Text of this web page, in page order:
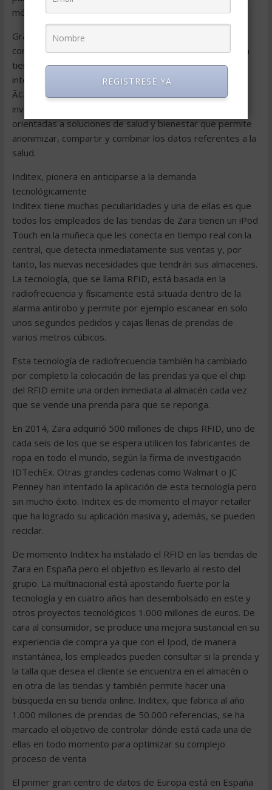
médicos, de salud y bienestar personal.
Gracias a su análisis se espera lograr un mayor
conocimiento de muchas enfermedades y respuestas en
tiempo real, incluso en pacientes crónicos y cuidados
intensivos. La unidad ofrece una plataforma de
Ã¢â¬ËcloudÃ¢â¬â¢ abierta y segura para médicos,
investigadores, compañías aseguradoras y compañías
orientadas a soluciones de salud y bienestar que permite
anonimizar, compartir y combinar los datos referentes a la
salud.
Inditex, pionera en anticiparse a la demanda
tecnológicamente
Inditex tiene muchas peculiaridades y una de ellas es que
todos los empleados de las tiendas de Zara tienen un iPod
Touch en la muñeca que les conecta en tiempo real con la
central, que detecta inmediatamente sus ventas y, por
tanto, las nuevas necesidades que tendrán sus almacenes.
La tecnología, que se llama RFID, está basada en la
radiofrecuencia y físicamente está situada dentro de la
alarma antirobo y permite por ejemplo escanear en solo
unos segundos pedidos y cajas llenas de prendas de
varios metros cúbicos.
Esta tecnología de radiofrecuencia también ha cambiado
por completo la colocación de las prendas ya que el chip
del RFID emite una orden inmediata al almacén cada vez
que se vende una prenda para que se reponga.
En 2014, Zara adquirió 500 millones de chips RFID, uno de
cada seis de los que se espera utilicen los fabricantes de
ropa en todo el mundo, según la firma de investigación
IDTechEx. Otras grandes cadenas como Walmart o JC
Penney han intentado la aplicación de esta tecnología pero
sin mucho éxito. Inditex es de momento el mayor retailer
que ha logrado su aplicación masiva y, además, se pueden
reciclar.
De momento Inditex ha instalado el RFID en las tiendas de
Zara en España pero el objetivo es llevarlo al resto del
grupo. La multinacional está apostando fuerte por la
tecnología y en cuatro años han desembolsado en este y
otros proyectos tecnológicos 1.000 millones de euros. De
cara al consumidor, se produce una mejora sustancial en su
experiencia de compra ya que con el Ipod, de manera
instantánea, los empleados pueden consultar si la prenda y
la talla que desea el cliente se encuentra en el almacén o
en otra de las tiendas y también permite hacer una
búsqueda en su tienda online. Inditex, que fabrica al año
1.000 millones de prendas de 50.000 referencias, se ha
marcado el objetivo de controlar dónde está cada una de
ellas en todo momento para optimizar su complejo
proceso de venta
El primer gran centro de datos de Europa está en España
REGISTRESE YA